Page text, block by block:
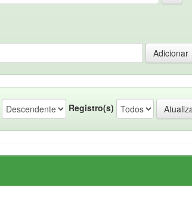
Registro(s)